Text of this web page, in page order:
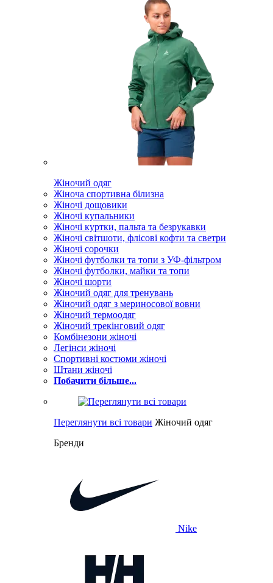
Жіночий одяг
Жіноча спортивна білизна
Жіночі дощовики
Жіночі купальники
Жіночі куртки, пальта та безрукавки
Жіночі світшоти, флісові кофти та светри
Жіночі сорочки
Жіночі футболки та топи з УФ-фільтром
Жіночі футболки, майки та топи
Жіночі шорти
Жіночий одяг для тренувань
Жіночий одяг з мериносової вовни
Жіночий термоодяг
Жіночий трекінговий одяг
Комбінезони жіночі
Легінси жіночі
Спортивні костюми жіночі
Штани жіночі
Побачити більше...
Переглянути всі товари Жіночий одяг
Бренди
Nike